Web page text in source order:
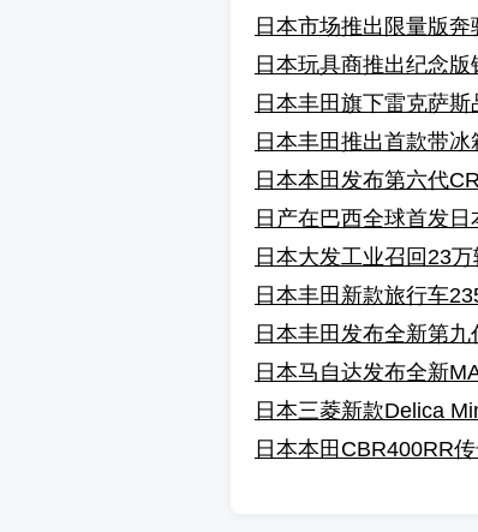
日本市场推出限量版
日本玩具商推出纪念
日本丰田旗下雷克萨
日本丰田推出首款带
日本本田发布第六代
日产在巴西全球首发
日本大发工业召回23
日本丰田新款旅行车
日本丰田发布全新第
日本马自达发布全新
日本三菱新款Delica
日本本田CBR400RR